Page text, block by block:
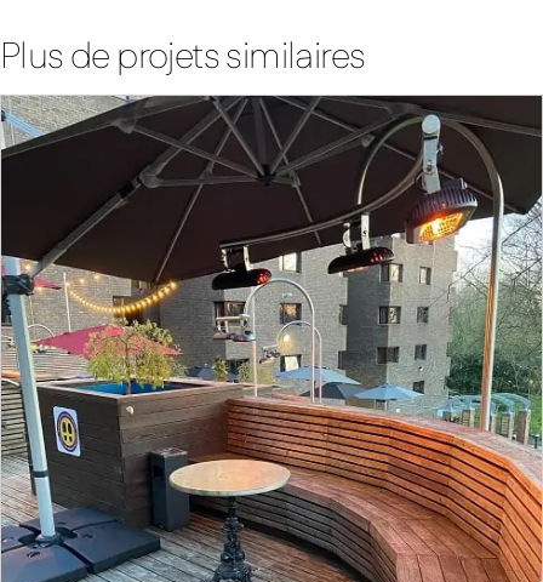
Plus de projets similaires